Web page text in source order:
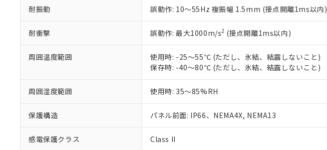
耐振動 誤動作: 10～55Hz 複振幅 1.5mm (接点開離1ms以内)
耐衝撃 誤動作: 最大1000m/s2 (接点開離1ms以内)
周囲温度範囲
使用時: -25～55℃ (ただし、氷結、結露しないこと)
保存時: -40～80℃ (ただし、氷結、結露しないこと)
周囲湿度範囲 使用時: 35～85%RH
保護構造 パネル前面: IP66、NEMA4X, NEMA13
感電保護クラス Class II